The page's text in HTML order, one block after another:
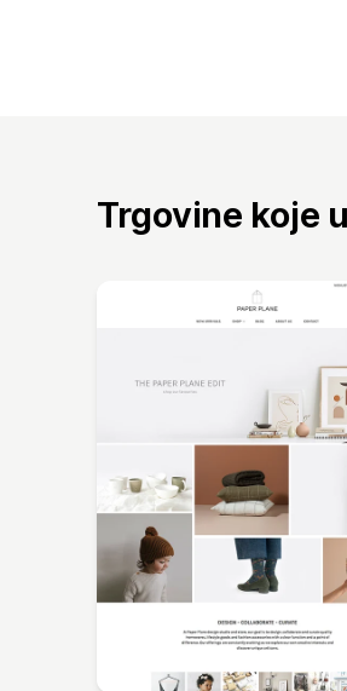
Trgovine koje